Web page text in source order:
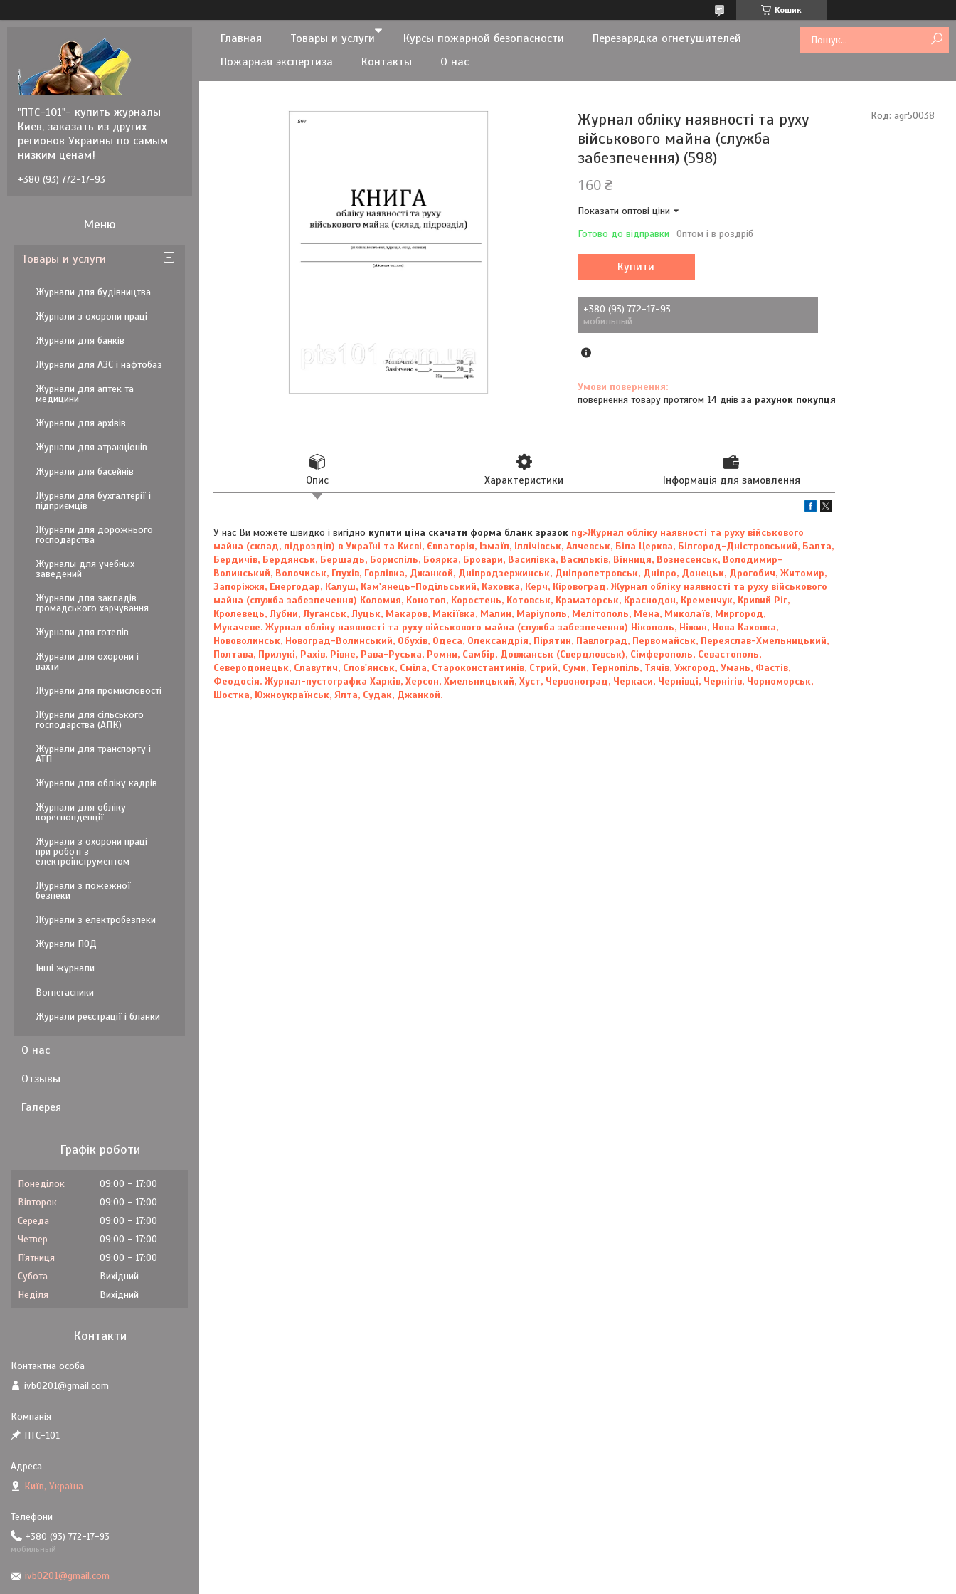
Кошик
Главная Товары и услуги Курсы пожарной безопасности
Перезарядка огнетушителей
Пожарная экспертиза
Контакты О нас
Журнал обліку наявності та руху
військового майна (служба
забезпечення) (598)
160 ₴
Показати оптові ціни
Готово до відправки
Оптом і в роздріб
Код: agr50038
Купити
+380 (93) 772-17-93
мобильный
повернення товару протягом 14 днів за рахунок покупця
Опис Характеристики Інформація для замовлення
У нас Ви можете швидко і вигідно купити ціна скачати форма бланк зразок ng>Журнал обліку наявності та руху військового
майна (склад, підрозділ) в Україні та Києві, Євпаторія, Ізмаїл, Іллічівськ, Алчевськ, Біла Церква, Білгород-Дністровський, Балта,
Бердичів, Бердянськ, Бершадь, Бориспіль, Боярка, Бровари, Василівка, Васильків, Вінниця, Вознесенськ, Володимир-
Волинський, Волочиськ, Глухів, Горлівка, Джанкой, Дніпродзержинськ, Дніпропетровськ, Дніпро, Донецьк, Дрогобич, Житомир,
Запоріжжя, Енергодар, Калуш, Кам'янець-Подільський, Каховка, Керч, Кіровоград. Журнал обліку наявності та руху військового
майна (служба забезпечення) Коломия, Конотоп, Коростень, Котовськ, Краматорськ, Краснодон, Кременчук, Кривий Ріг,
Кролевець, Лубни, Луганськ, Луцьк, Макаров, Макіївка, Малин, Маріуполь, Мелітополь, Мена, Миколаїв, Миргород,
Мукачеве. Журнал обліку наявності та руху військового майна (служба забезпечення) Нікополь, Ніжин, Нова Каховка,
Нововолинськ, Новоград-Волинський, Обухів, Одеса, Олександрія, Пірятин, Павлоград, Первомайськ, Переяслав-Хмельницький,
Полтава, Прилукі, Рахів, Рівне, Рава-Руська, Ромни, Самбір, Довжанськ (Свердловськ), Сімферополь, Севастополь,
Северодонецьк, Славутич, Слов'янськ, Сміла, Староконстантинів, Стрий, Суми, Тернопіль, Тячів, Ужгород, Умань, Фастів,
Феодосія. Журнал-пустографка Харків, Херсон, Хмельницький, Хуст, Червоноград, Черкаси, Чернівці, Чернігів, Чорноморськ,
Шостка, Южноукраїнськ, Ялта, Судак, Джанкой.
"ПТС-101"- купить журналы
Киев, заказать из других
регионов Украины по самым
низким ценам!
+380 (93) 772-17-93
Товары и услуги
Журнали для будівництва
Журнали з охорони праці
Журнали для банків
Журнали для АЗС і нафтобаз
Журнали для аптек та
медицини
Журнали для архівів
Журнали для атракціонів
Журнали для басейнів
Журнали для бухгалтерії і
підприємців
Журнали для дорожнього
господарства
Журналы для учебных
заведений
Журнали для закладів
громадського харчування
Журнали для готелів
Журнали для охорони і
вахти
Журнали для промисловості
Журнали для сільського
господарства (АПК)
Журнали для транспорту і
АТП
Журнали для обліку кадрів
Журнали для обліку
кореспонденції
Журнали з охорони праці
при роботі з
електроінструментом
Журнали з пожежної
безпеки
Журнали з електробезпеки
Журнали ПОД
Інші журнали
Вогнегасники
Журнали реєстрації і бланки
О нас
Отзывы
Галерея
Графік роботи
Понеділок 09:00
17:00
Вівторок
09:00
17:00
Середа
09:00
17:00
Четвер
09:00
17:00
Пʼятниця
09:00
17:00
Субота
Вихідний
Неділя
Вихідний
Контакти
ivb0201@gmail.com
ПТС-101
Київ, Україна
+380 (93) 772-17-93
мобильный
ivb0201@gmail.com